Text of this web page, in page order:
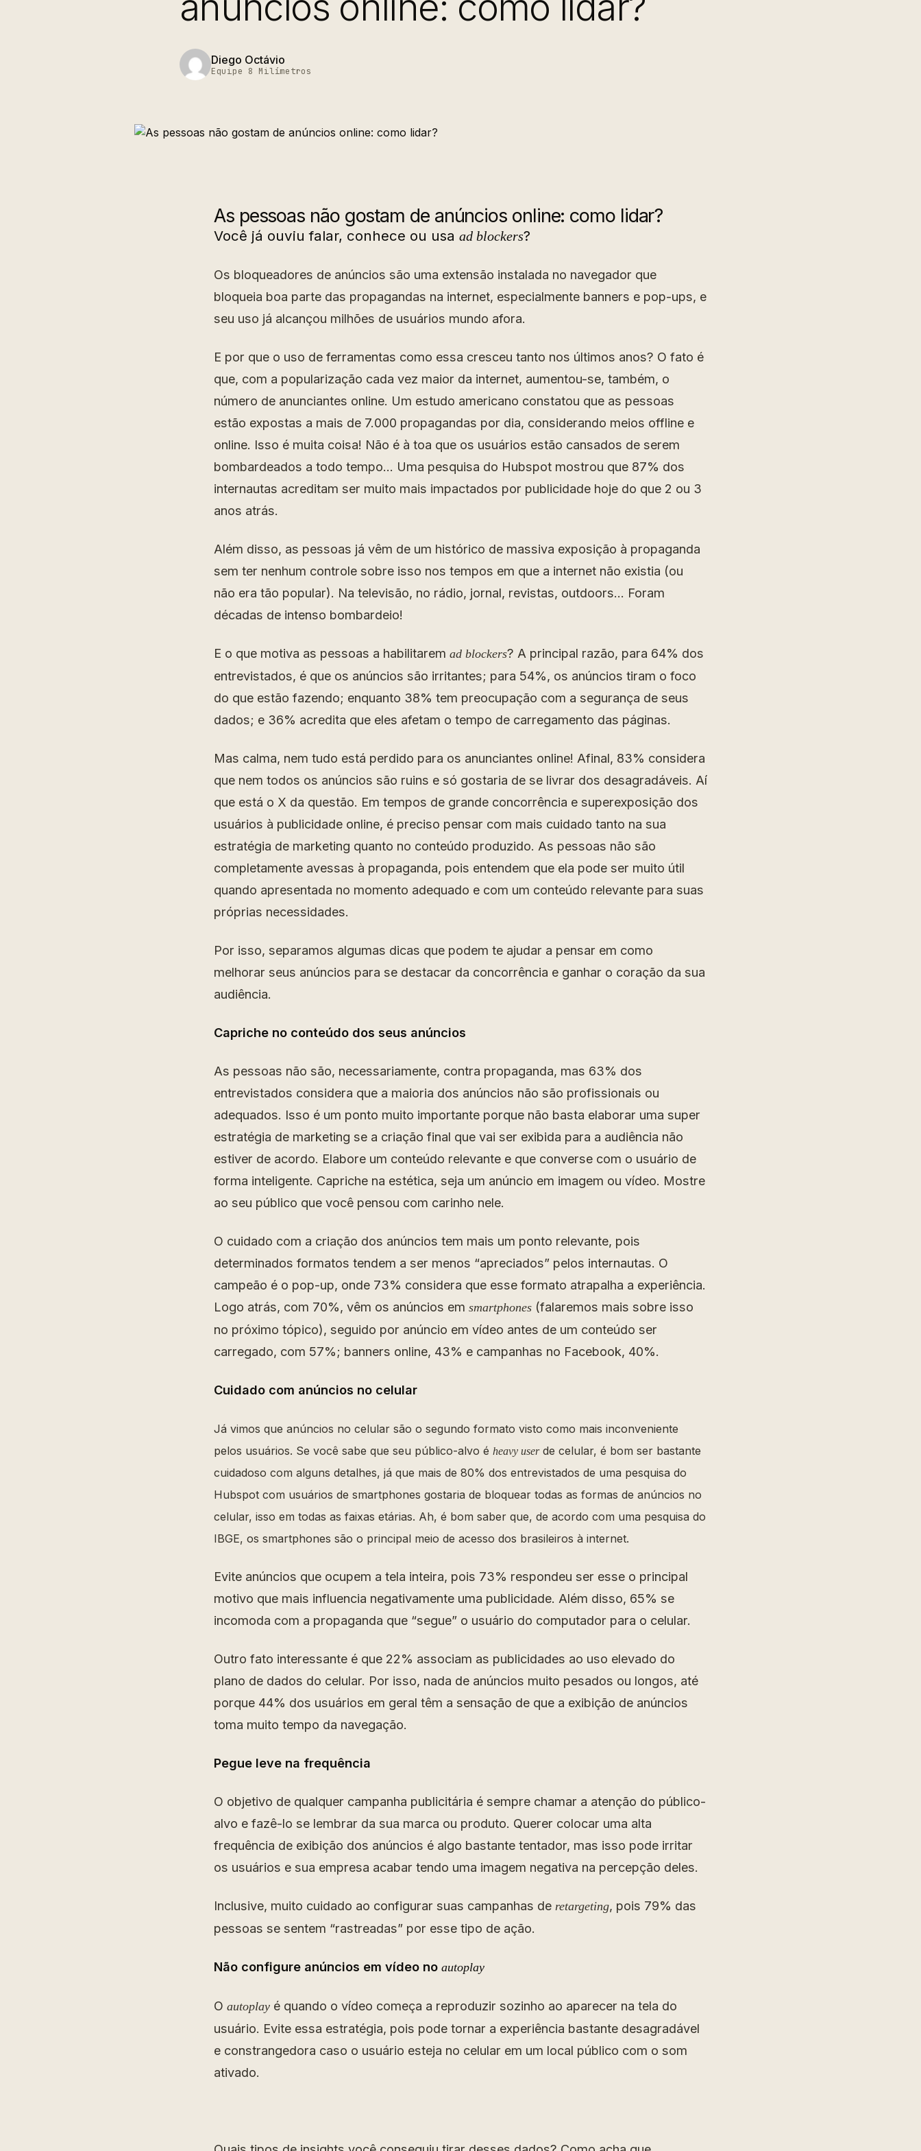
Diego Octávio
Equipe 8 Milímetros
As pessoas não gostam de anúncios online: como lidar?
Você já ouviu falar, conhece ou usa ad blockers?
Os bloqueadores de anúncios são uma extensão instalada no navegador que
bloqueia boa parte das propagandas na internet, especialmente banners e pop-ups, e
seu uso já alcançou milhões de usuários mundo afora.
E por que o uso de ferramentas como essa cresceu tanto nos últimos anos? O fato é
que, com a popularização cada vez maior da internet, aumentou-se, também, o
número de anunciantes online. Um estudo americano constatou que as pessoas
estão expostas a mais de 7.000 propagandas por dia, considerando meios offline e
online. Isso é muita coisa! Não é à toa que os usuários estão cansados de serem
bombardeados a todo tempo… Uma pesquisa do Hubspot mostrou que 87% dos
internautas acreditam ser muito mais impactados por publicidade hoje do que 2 ou 3
anos atrás.
Além disso, as pessoas já vêm de um histórico de massiva exposição à propaganda
sem ter nenhum controle sobre isso nos tempos em que a internet não existia (ou
não era tão popular). Na televisão, no rádio, jornal, revistas, outdoors… Foram
décadas de intenso bombardeio!
E o que motiva as pessoas a habilitarem ad blockers? A principal razão, para 64% dos
entrevistados, é que os anúncios são irritantes; para 54%, os anúncios tiram o foco
do que estão fazendo; enquanto 38% tem preocupação com a segurança de seus
dados; e 36% acredita que eles afetam o tempo de carregamento das páginas.
Mas calma, nem tudo está perdido para os anunciantes online! Afinal, 83% considera
que nem todos os anúncios são ruins e só gostaria de se livrar dos desagradáveis. Aí
que está o X da questão. Em tempos de grande concorrência e superexposição dos
usuários à publicidade online, é preciso pensar com mais cuidado tanto na sua
estratégia de marketing quanto no conteúdo produzido. As pessoas não são
completamente avessas à propaganda, pois entendem que ela pode ser muito útil
quando apresentada no momento adequado e com um conteúdo relevante para suas
próprias necessidades.
Por isso, separamos algumas dicas que podem te ajudar a pensar em como
melhorar seus anúncios para se destacar da concorrência e ganhar o coração da sua
audiência.
Capriche no conteúdo dos seus anúncios
As pessoas não são, necessariamente, contra propaganda, mas 63% dos
entrevistados considera que a maioria dos anúncios não são profissionais ou
adequados. Isso é um ponto muito importante porque não basta elaborar uma super
estratégia de marketing se a criação final que vai ser exibida para a audiência não
estiver de acordo. Elabore um conteúdo relevante e que converse com o usuário de
forma inteligente. Capriche na estética, seja um anúncio em imagem ou vídeo. Mostre
ao seu público que você pensou com carinho nele.
O cuidado com a criação dos anúncios tem mais um ponto relevante, pois
determinados formatos tendem a ser menos “apreciados” pelos internautas. O
campeão é o pop-up, onde 73% considera que esse formato atrapalha a experiência.
Logo atrás, com 70%, vêm os anúncios em smartphones (falaremos mais sobre isso
no próximo tópico), seguido por anúncio em vídeo antes de um conteúdo ser
carregado, com 57%; banners online, 43% e campanhas no Facebook, 40%.
Cuidado com anúncios no celular
Já vimos que anúncios no celular são o segundo formato visto como mais inconveniente
pelos usuários. Se você sabe que seu público-alvo é heavy userde celular, é bom ser bastante
cuidadoso com alguns detalhes, já que mais de 80% dos entrevistados de uma pesquisa do
Hubspot com usuários de smartphones gostaria de bloquear todas as formas de anúncios no
celular, isso em todas as faixas etárias. Ah, é bom saber que, de acordo com uma pesquisa do
IBGE, os smartphones são o principal meio de acesso dos brasileiros à internet.
Evite anúncios que ocupem a tela inteira, pois 73% respondeu ser esse o principal
motivo que mais influencia negativamente uma publicidade. Além disso, 65% se
incomoda com a propaganda que “segue” o usuário do computador para o celular.
Outro fato interessante é que 22% associam as publicidades ao uso elevado do
plano de dados do celular. Por isso, nada de anúncios muito pesados ou longos, até
porque 44% dos usuários em geral têm a sensação de que a exibição de anúncios
toma muito tempo da navegação.
Pegue leve na frequência
O objetivo de qualquer campanha publicitária é sempre chamar a atenção do público-
alvo e fazê-lo se lembrar da sua marca ou produto. Querer colocar uma alta
frequência de exibição dos anúncios é algo bastante tentador, mas isso pode irritar
os usuários e sua empresa acabar tendo uma imagem negativa na percepção deles.
Inclusive, muito cuidado ao configurar suas campanhas de retargeting, pois 79% das
pessoas se sentem “rastreadas” por esse tipo de ação.
Não configure anúncios em vídeo no autoplay
O autoplay é quando o vídeo começa a reproduzir sozinho ao aparecer na tela do
usuário. Evite essa estratégia, pois pode tornar a experiência bastante desagradável
e constrangedora caso o usuário esteja no celular em um local público com o som
ativado.